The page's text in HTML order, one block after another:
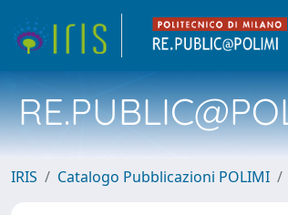
IRIS Catalogo Pubblicazioni POLIMI